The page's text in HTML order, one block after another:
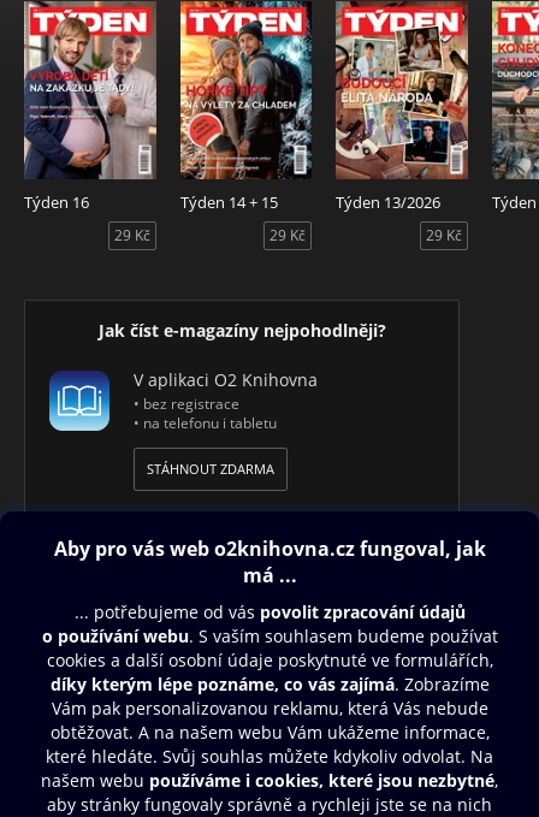
Týden 16
29 Kč
Týden 14 + 15
29 Kč
Týden 13/2026
29 Kč
Jak číst e-magazíny nejpohodlněji?
V aplikaci O2 Knihovna
• bez registrace
• na telefonu i tabletu
STÁHNOUT ZDARMA
Obsah ke stažení
Moje O2 Knihovna
Další zábava
© O2 Czech Republic a.s.